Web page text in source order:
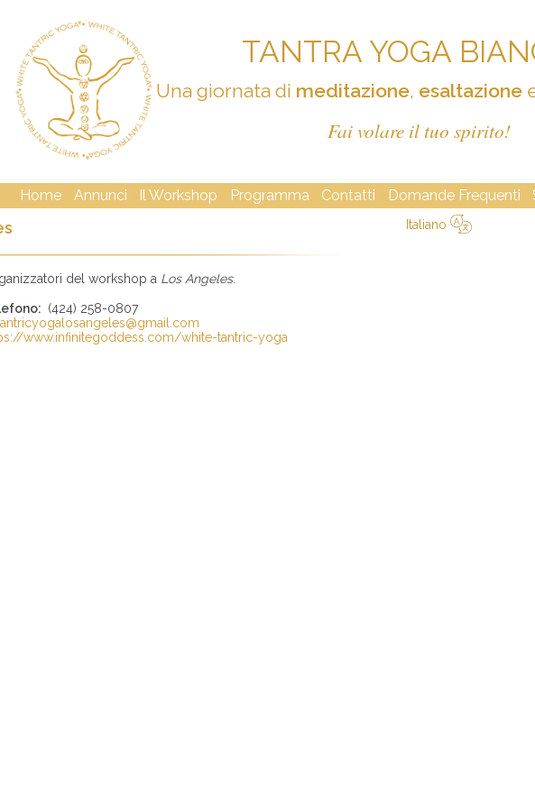
TANTRA YOGA
Una giornata di meditazione, esaltazione
Fai volare il tuo spirito!
Home Annunci Il Workshop Programma Contatti Domande Frequenti
Italiano
del workshop a Los Angeles.
(424) 258-0807
www.infinitegoddess.com/white-tantric-yoga